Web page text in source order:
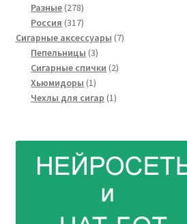
товаров
Разные 278278
товаров
Россия 317317
товаров
Сигарные аксессуары 77
Пепельницы 33
товара
Сигарные спички 22
Хьюмидоры 11
товар
Чехлы для сигар 11